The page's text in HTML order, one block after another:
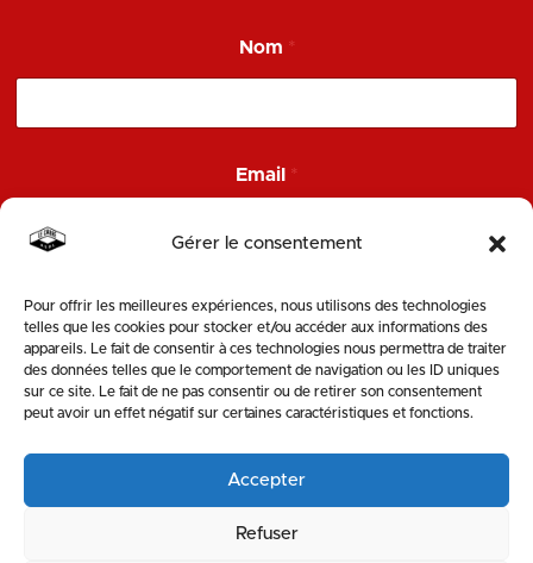
Gérer le consentement
Pour offrir les meilleures expériences, nous utilisons des technologies
telles que les cookies pour stocker et/ou accéder aux informations des
appareils. Le fait de consentir à ces technologies nous permettra de traiter
des données telles que le comportement de navigation ou les ID uniques
sur ce site. Le fait de ne pas consentir ou de retirer son consentement
peut avoir un effet négatif sur certaines caractéristiques et fonctions.
Accepter
Refuser
N
o
Nom *
Email *
ENVOYER
SUIVEZ-NOUS